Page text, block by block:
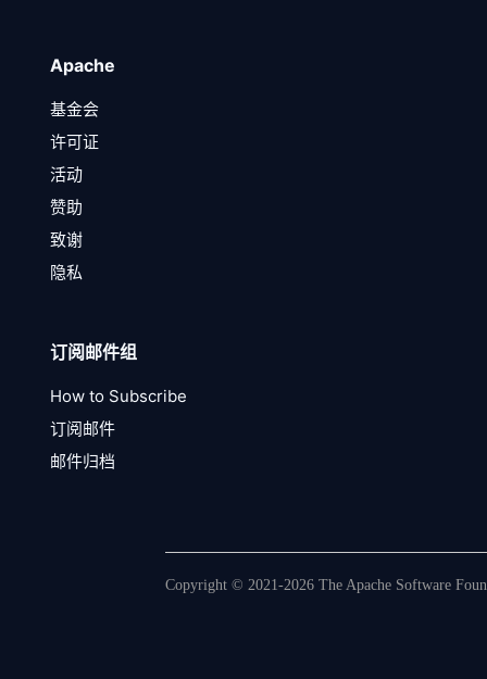
Apache
基金会
许可证
活动
赞助
致谢
隐私
订阅邮件组
How to Subscribe
订阅邮件
邮件归档
Copyright © 2021-2026 The Apache Software